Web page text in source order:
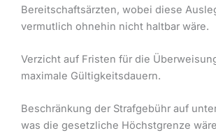
Bereitschaftsärzten, wobei diese
vermutlich ohnehin nicht haltbar wäre.
Verzicht auf Fristen für die
maximale Gültigkeitsdauern.
Beschränkung der Strafgebühr auf
was die gesetzliche Höchstgrenze